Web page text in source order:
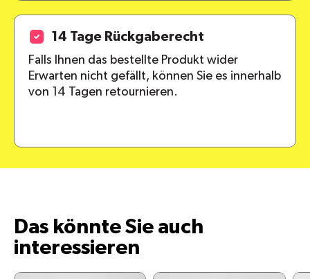
14 Tage Rückgaberecht
Falls Ihnen das bestellte Produkt wider
Erwarten nicht gefällt, können Sie es innerhalb
von 14 Tagen retournieren.
Das könnte Sie auch
interessieren